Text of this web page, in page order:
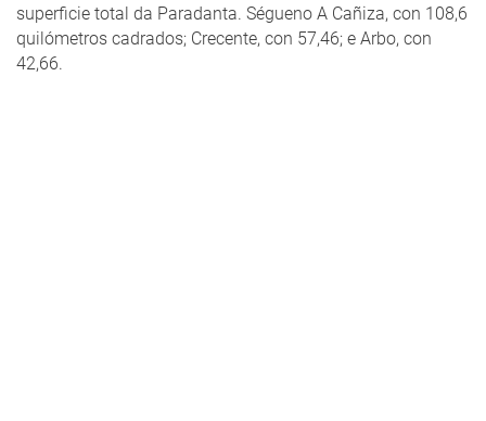
superficie total da Paradanta. Ségueno A Cañiza, con 108,6
quilómetros cadrados; Crecente, con 57,46; e Arbo, con
42,66.